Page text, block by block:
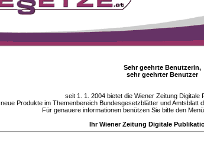
Sehr geehrte Benutzerin,
sehr geehrter Benutzer
seit 1. 1. 2004 bietet die Wiener Zeitung Digitale
neue Produkte im Themenbereich Bundesgesetzblätter und Amtsblatt
Für genauere informationen benützen Sie bitte den
Ihr Wiener Zeitung Digitale